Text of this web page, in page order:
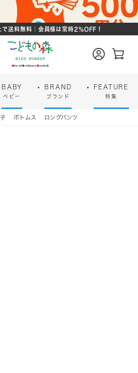
送料無料｜会員様は常時2%OFF！
ジ
BABY
ベビー
BRAND
ブランド
FEATURE
特集
ボトムス ロングパンツ